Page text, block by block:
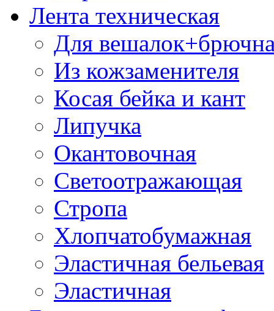
Лента техническая
Для
Из кожзаменителя
Косая бейка и кант
Липучка
Окантовочная
Светоотражающая
Стропа
Хлопчатобумажная
Эластичная бельевая
Эластичная